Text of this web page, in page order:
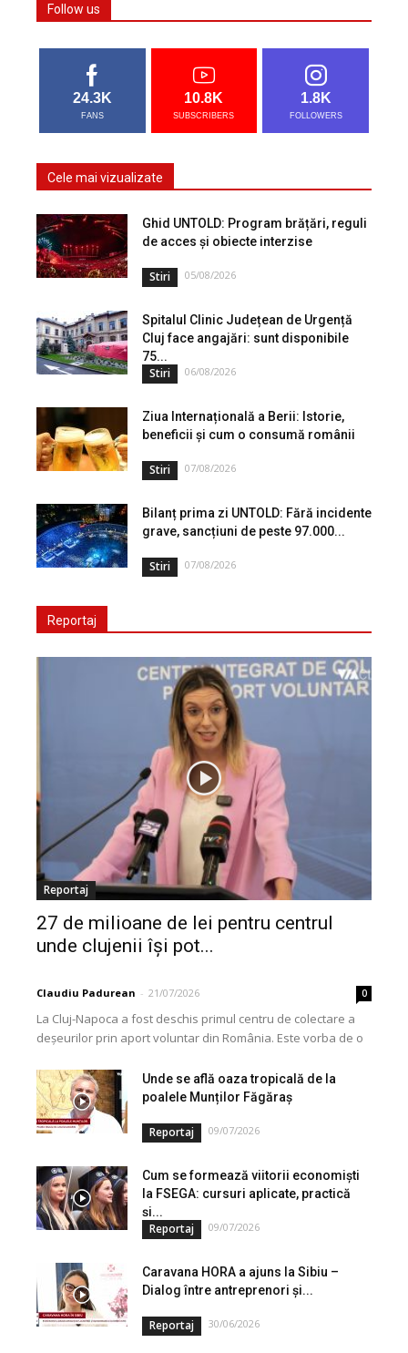
Follow us
24.3K
FANS
10.8K
SUBSCRIBERS
1.8K
FOLLOWERS
Cele mai vizualizate
Ghid UNTOLD: Program brățări, reguli
de acces și obiecte interzise
Stiri 05/08/2026
Spitalul Clinic Județean de Urgență
Cluj face angajări: sunt disponibile
75...
Stiri 06/08/2026
Ziua Internațională a Berii: Istorie,
beneficii și cum o consumă românii
Stiri 07/08/2026
Bilanț prima zi UNTOLD: Fără incidente
grave, sancțiuni de peste 97.000...
Stiri 07/08/2026
Reportaj
Reportaj
27 de milioane de lei pentru centrul
unde clujenii își pot...
Claudiu Padurean - 21/07/2026 0
La Cluj-Napoca a fost deschis primul centru de colectare a
deșeurilor prin aport voluntar din România. Este vorba de o
Unde se află oaza tropicală de la
poalele Munților Făgăraș
Reportaj 09/07/2026
Cum se formează viitorii economiști
la FSEGA: cursuri aplicate, practică
și...
Reportaj 09/07/2026
Caravana HORA a ajuns la Sibiu –
Dialog între antreprenori și...
Reportaj 30/06/2026